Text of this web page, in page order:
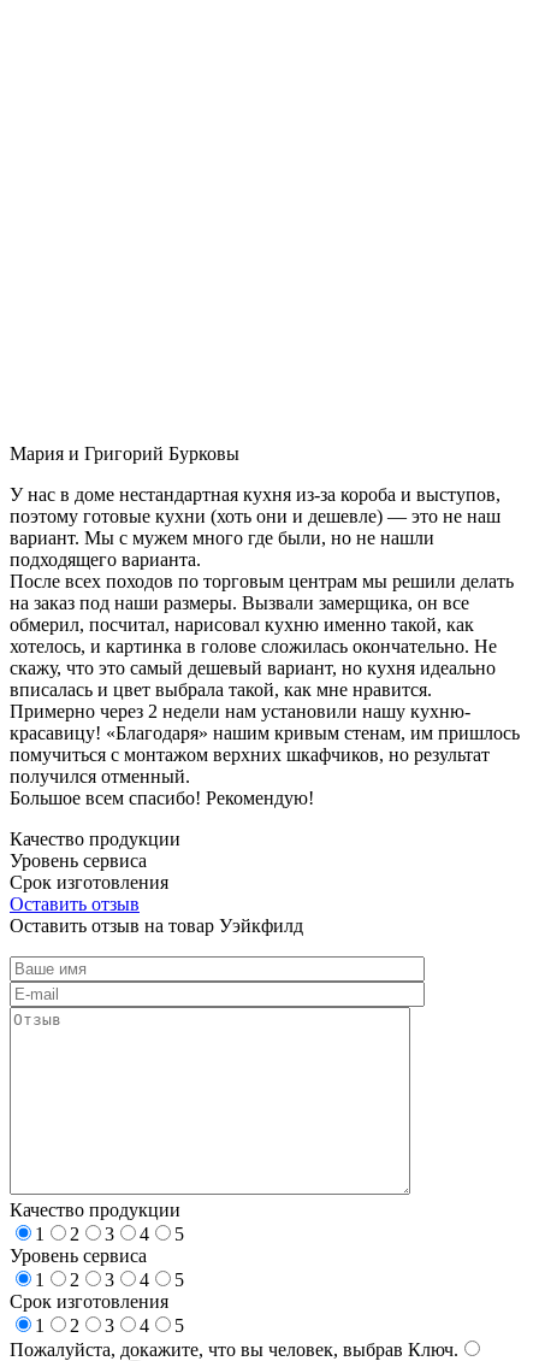
Мария и Григорий Бурковы
У нас в доме нестандартная кухня из-за короба и выступов,
поэтому готовые кухни (хоть они и дешевле) — это не наш
вариант. Мы с мужем много где были, но не нашли
подходящего варианта.
После всех походов по торговым центрам мы решили делать
на заказ под наши размеры. Вызвали замерщика, он все
обмерил, посчитал, нарисовал кухню именно такой, как
хотелось, и картинка в голове сложилась окончательно. Не
скажу, что это самый дешевый вариант, но кухня идеально
вписалась и цвет выбрала такой, как мне нравится.
Примерно через 2 недели нам установили нашу кухню-
красавицу! «Благодаря» нашим кривым стенам, им пришлось
помучиться с монтажом верхних шкафчиков, но результат
получился отменный.
Большое всем спасибо! Рекомендую!
Качество продукции
Уровень сервиса
Срок изготовления
Оставить отзыв
Оставить отзыв на товар Уэйкфилд
Качество продукции
1
2 3 4
5
Уровень сервиса
1
2 3 4
5
Срок изготовления
1
2 3 4
5
Пожалуйста, докажите, что вы человек, выбрав Ключ.